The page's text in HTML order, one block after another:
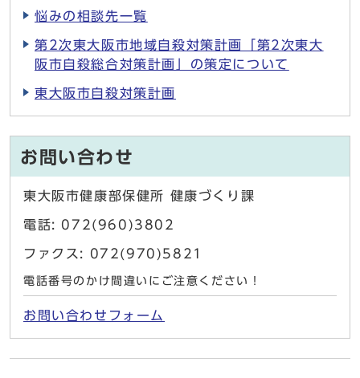
悩みの相談先一覧
第2次東大阪市地域自殺対策計画「第2次東大
阪市自殺総合対策計画」の策定について
東大阪市自殺対策計画
お問い合わせ
東大阪市健康部保健所 健康づくり課
電話: 072(960)3802
ファクス: 072(970)5821
電話番号のかけ間違いにご注意ください！
お問い合わせフォーム